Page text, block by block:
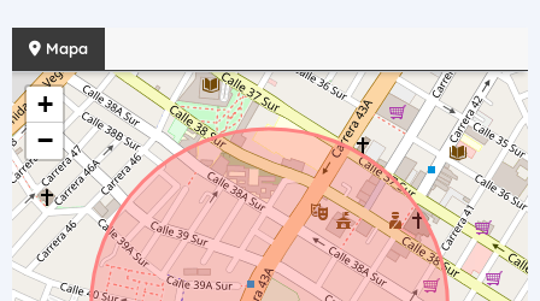
Mapa
+
−